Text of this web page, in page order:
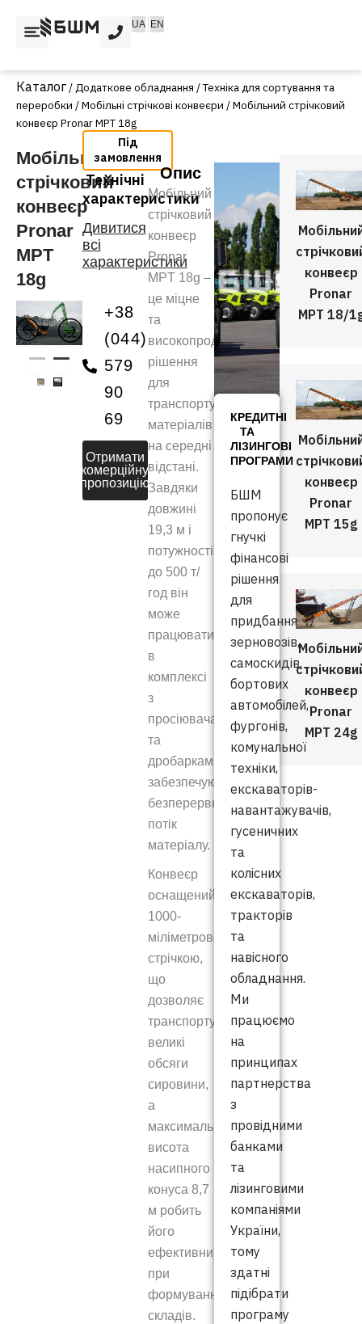
UA EN
/Додаткове обладнання /Техніка для сортування та
переробки /Мобільні стрічкові конвеєри / Мобільний стрічковий
конвеєр Pronar MPT 18g
Мобільний
стрічковий
конвеєр
Pronar
MPT
18g
Технічні
характеристики
Дивитися
всі
характеристики
+38
(044)
579
90
69
Отримати
комерційну
пропозицію
Опис
Мобільний
стрічковий
конвеєр
Pronar
MPT 18g –
це міцне
та
високопродуктивне
рішення
для
транспортування
матеріалів
на середні
відстані.
Завдяки
довжині
19,3 м і
потужності
до 500 т/
год він
може
працювати
в
комплексі
з
просіювачами
та
дробарками,
забезпечуючи
безперервний
потік
матеріалу.
Конвеєр
оснащений
1000-
міліметровою
стрічкою,
що
дозволяє
транспортувати
великі
обсяги
сировини,
а
максимальна
висота
насипного
конуса 8,7
м робить
його
ефективним
при
формуванні
складів.
КРЕДИТНІ
ТА
ЛІЗИНГОВІ
ПРОГРАМИ
БШМ
пропонує
гнучкі
фінансові
рішення
для
придбання
зерновозів,
самоскидів,
бортових
автомобілей,
фургонів,
комунальної
техніки,
екскаваторів-
навантажувачів,
гусеничних
та
колісних
екскаваторів,
тракторів
та
навісного
обладнання.
Ми
працюємо
на
принципах
партнерства
з
провідними
банками
та
лізинговими
компаніями
України,
тому
здатні
підібрати
програму
конвеєр
Pronar
MPT 18/
конвеєр
Pronar
MPT 15g
конвеєр
Pronar
MPT 24g